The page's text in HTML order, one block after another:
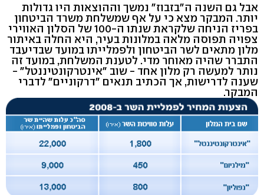
אבל גם השנה ה"בזבוז" נמשך וההוצאות היו גדולות
יותר. המבקר מצא כי על אף שמשלחת משרד הביטחון
בפריז הניחה שלקראת שנתו ה-100 של הסלון האווירי
צפויה תפוסה מלאה במלונות בעיר, היא החלה באיתור
מלון מתאים לשר הביטחון ולפמלייתו במועד שבדיעבד
התברר שהיה מאוחר מדי. לטענת המשלחת, במועד זה
נותר למעשה רק מלון אחד - שוב "אינטרקונטיננטל" -
שענה לדרישות, אך הכתיב תנאים "דרקוניים" לדברי
המבקר.